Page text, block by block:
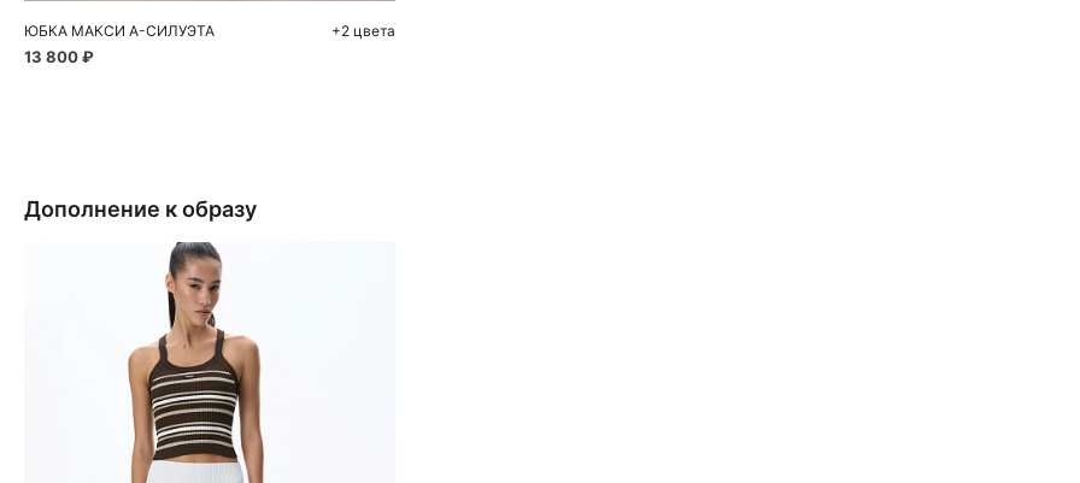
ЮБКА МАКСИ А-СИЛУЭТА
13 800 ₽
+2 цвета
Дополнение к образу